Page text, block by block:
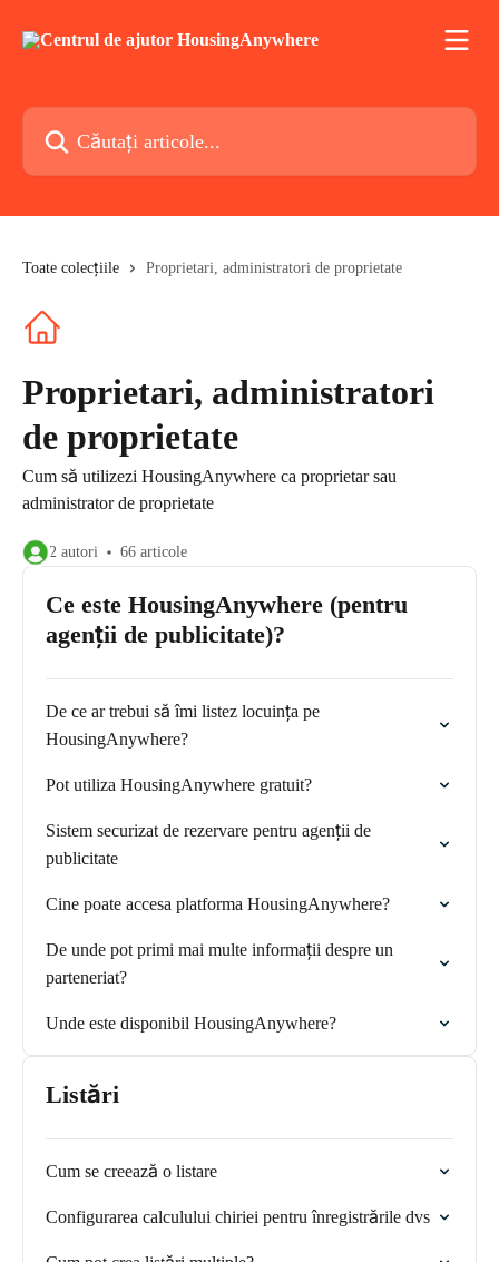
Căutați articole...
Toate colecțiile Proprietari, administratori de proprietate
Proprietari, administratori
de proprietate
Cum să utilizezi HousingAnywhere ca proprietar sau
administrator de proprietate
2 autori 66 articole
Ce este HousingAnywhere (pentru
agenții de publicitate)?
De ce ar trebui să îmi listez locuința pe
HousingAnywhere?
Pot utiliza HousingAnywhere gratuit?
Sistem securizat de rezervare pentru agenții de
publicitate
Cine poate accesa platforma HousingAnywhere?
De unde pot primi mai multe informații despre un
parteneriat?
Unde este disponibil HousingAnywhere?
Listări
Cum se creează o listare
Configurarea calculului chiriei pentru înregistrările dvs